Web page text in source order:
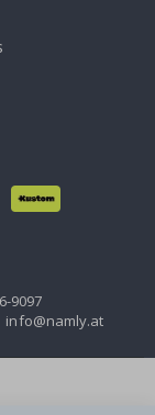
9097
info@namly.at